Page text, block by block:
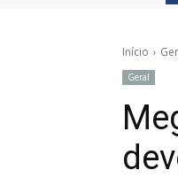
Início
Geral